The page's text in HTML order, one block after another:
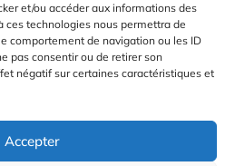
et/ou accéder aux informations des
ces technologies nous permettra de
comportement de navigation ou les ID
pas consentir ou de retirer son
négatif sur certaines caractéristiques et
Accepter
des Cookies